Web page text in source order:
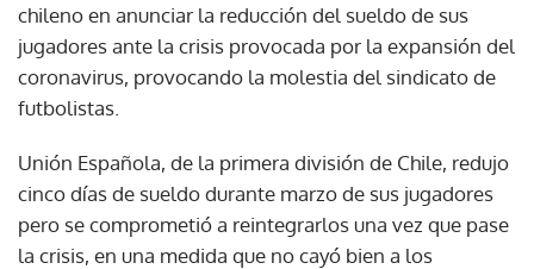
chileno en anunciar la reducción del sueldo de sus
jugadores ante la crisis provocada por la expansión del
coronavirus, provocando la molestia del sindicato de
futbolistas.
Unión Española, de la primera división de Chile, redujo
cinco días de sueldo durante marzo de sus jugadores
pero se comprometió a reintegrarlos una vez que pase
la crisis, en una medida que no cayó bien a los